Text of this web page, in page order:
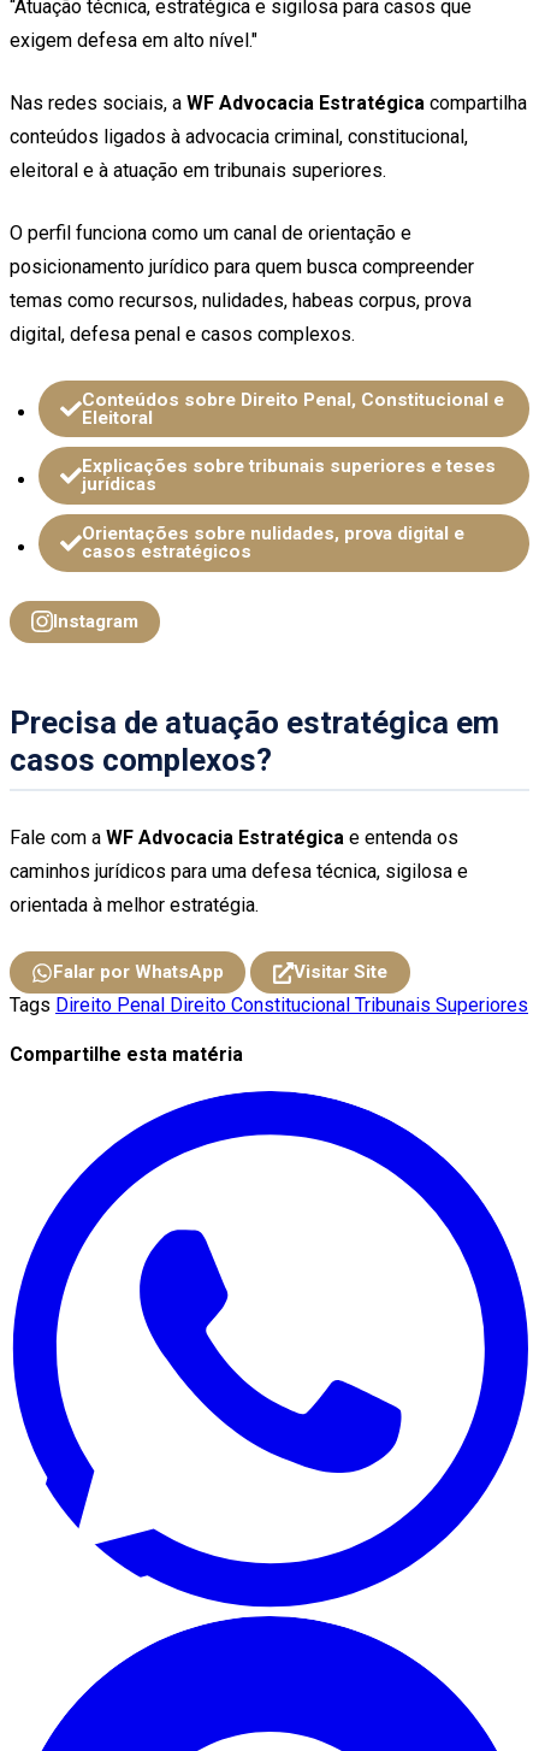
“Atuação técnica, estratégica e sigilosa para casos que
exigem defesa em alto nível."
Nas redes sociais, a WF Advocacia Estratégica compartilha
conteúdos ligados à advocacia criminal, constitucional,
eleitoral e à atuação em tribunais superiores.
O perfil funciona como um canal de orientação e
posicionamento jurídico para quem busca compreender
temas como recursos, nulidades, habeas corpus, prova
digital, defesa penal e casos complexos.
Conteúdos sobre Direito Penal, Constitucional e
Eleitoral
Explicações sobre tribunais superiores e teses
jurídicas
Orientações sobre nulidades, prova digital e
casos estratégicos
Instagram
Precisa de atuação estratégica em
casos complexos?
Fale com a WF Advocacia Estratégica e entenda os
caminhos jurídicos para uma defesa técnica, sigilosa e
orientada à melhor estratégia.
Falar por WhatsApp Visitar Site
Tags Direito Penal Direito Constitucional Tribunais Superiores
Compartilhe esta matéria